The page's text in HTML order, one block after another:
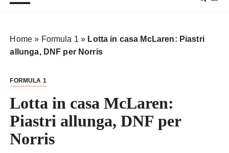
Home » Formula 1 » Lotta in casa McLaren: Piastri
allunga, DNF per Norris
FORMULA 1
Lotta in casa McLaren:
Piastri allunga, DNF per
Norris